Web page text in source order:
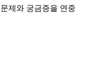
제와 궁금증을 연중